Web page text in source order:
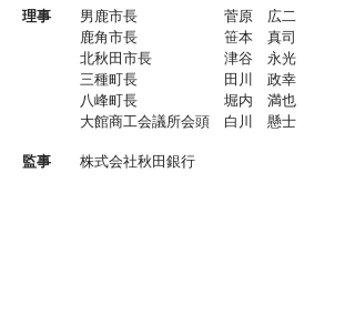
理事 男鹿市長 菅原 広二
鹿角市長 笹本 真司
北秋田市長 津谷 永光
三種町長 田川 政幸
八峰町長 堀内 満也
大館商工会議所会頭 白川 懸士
監事 株式会社秋田銀行